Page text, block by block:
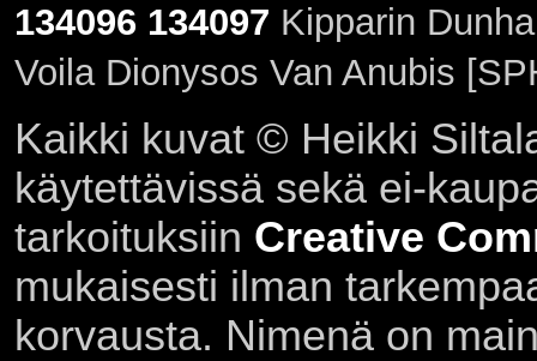
134096 134097 Kipparin
Voila Dionysos Van Anubis
Kaikki kuvat © Heikki
käytettävissä sekä ei-
tarkoituksiin Creative
mukaisesti ilman
korvausta. Nimenä on